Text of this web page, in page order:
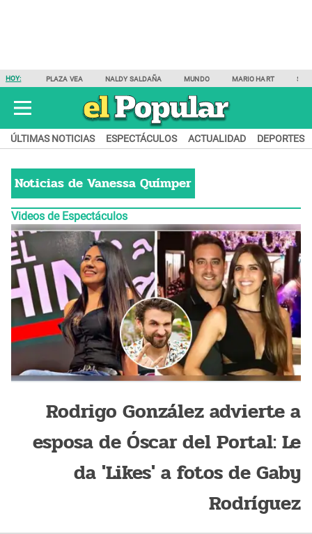
HOY: PLAZA VEA NALDY SALDAÑA MUNDO MARIO HART
ÚLTIMAS NOTICIAS ESPECTÁCULOS ACTUALIDAD DEPORTES
Noticias de Vanessa Químper
Videos de Espectáculos
Rodrigo González advierte a
esposa de Óscar del Portal: Le
da 'Likes' a fotos de Gaby
Rodríguez